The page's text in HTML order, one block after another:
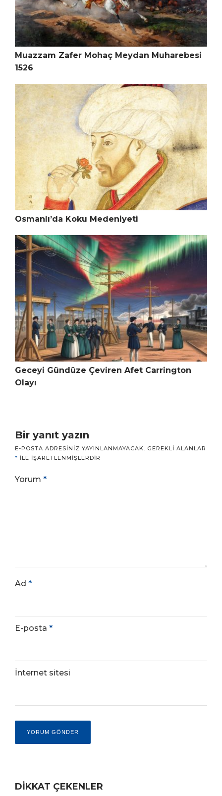
Muazzam Zafer Mohaç Meydan Muharebesi
1526
Osmanlı’da Koku Medeniyeti
Geceyi Gündüze Çeviren Afet Carrington
Olayı
Bir yanıt yazın
E-POSTA ADRESINIZ YAYINLANMAYACAK. GEREKLI ALANLAR
* ILE IŞARETLENMIŞLERDIR
Yorum *
Ad *
E-posta *
İnternet sitesi
DİKKAT ÇEKENLER